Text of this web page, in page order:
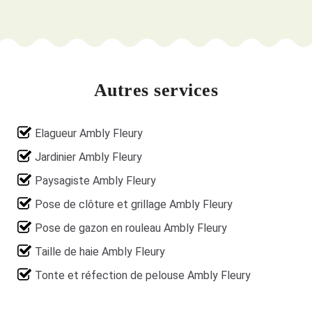
Autres services
Elagueur Ambly Fleury
Jardinier Ambly Fleury
Paysagiste Ambly Fleury
Pose de clôture et grillage Ambly Fleury
Pose de gazon en rouleau Ambly Fleury
Taille de haie Ambly Fleury
Tonte et réfection de pelouse Ambly Fleury